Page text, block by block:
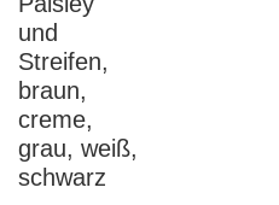
und
Streifen,
braun,
creme,
grau, weiß,
schwarz